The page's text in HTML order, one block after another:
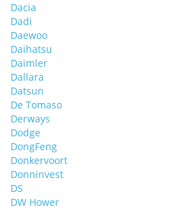
Dacia
Dadi
Daewoo
Daihatsu
Daimler
Dallara
Datsun
De Tomaso
Derways
Dodge
DongFeng
Donkervoort
Donninvest
DS
DW Hower